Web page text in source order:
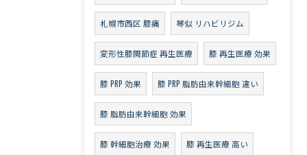
札幌市西区 膝痛 琴似 リハビリジム
変形性膝関節症 再生医療 膝 再生医療 効果
膝 PRP 効果 膝 PRP 脂肪由来幹細胞 違い
膝 脂肪由来幹細胞 効果
膝 幹細胞治療 効果 膝 再生医療 高い